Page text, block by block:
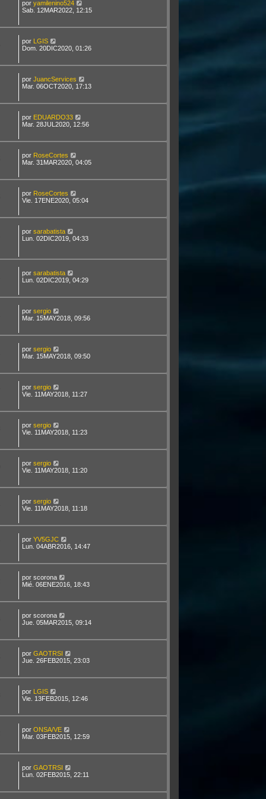
por yamilenino524
Sab. 12MAR2022, 12:15
por LGIS
Dom. 20DIC2020, 01:26
por JuancServices
Mar. 06OCT2020, 17:13
por EDUARDO33
Mar. 28JUL2020, 12:56
por RoseCortes
Mar. 31MAR2020, 04:05
por RoseCortes
Vie. 17ENE2020, 05:04
por sarabatista
Lun. 02DIC2019, 04:33
por sarabatista
Lun. 02DIC2019, 04:29
por sergio
Mar. 15MAY2018, 09:56
por sergio
Mar. 15MAY2018, 09:50
por sergio
Vie. 11MAY2018, 11:27
por sergio
Vie. 11MAY2018, 11:23
por sergio
Vie. 11MAY2018, 11:20
por sergio
Vie. 11MAY2018, 11:18
por YV5GJC
Lun. 04ABR2016, 14:47
por scorona
Mié. 06ENE2016, 18:43
por scorona
Jue. 05MAR2015, 09:14
por GAOTRSI
Jue. 26FEB2015, 23:03
por LGIS
Vie. 13FEB2015, 12:46
por ONSA/VE
Mar. 03FEB2015, 12:59
por GAOTRSI
Lun. 02FEB2015, 22:11